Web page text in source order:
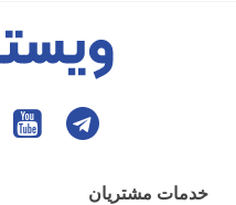
همراه نیز همین موضوع بود
این شرایط باعث شده بود تا
خدمات مشتریان